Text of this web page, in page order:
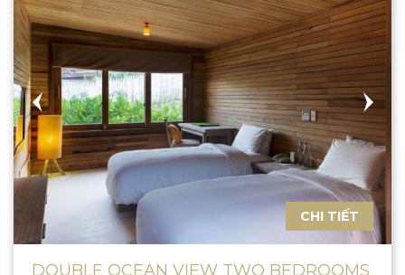
CHI TIẾT
DOUBLE OCEAN VIEW TWO BEDROOMS